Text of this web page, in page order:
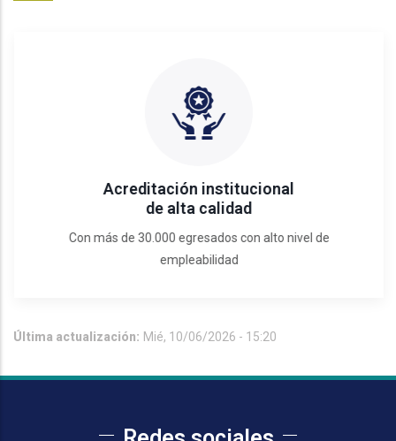
Acreditación institucional
de alta calidad
Con más de 30.000 egresados con alto nivel de
empleabilidad
Última actualización: Mié, 10/06/2026 - 15:20